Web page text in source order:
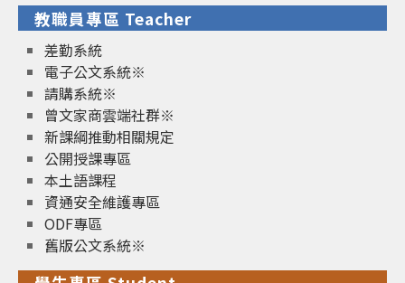
教職員專區 Teacher
差勤系統
電子公文系統※
請購系統※
曾文家商雲端社群※
新課綱推動相關規定
公開授課專區
本土語課程
資通安全維護專區
ODF專區
舊版公文系統※